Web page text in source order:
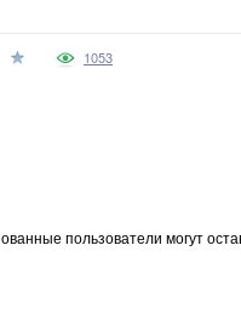
1053
пользователи могут